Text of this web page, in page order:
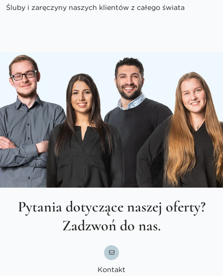
Śluby i zaręczyny naszych klientów z całego świata
Pytania dotyczące naszej oferty?
Zadzwoń do nas.
Kontakt